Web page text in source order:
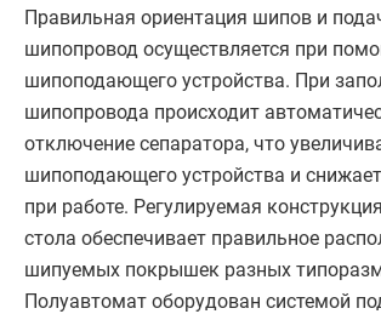
Правильная ориентация шипов и
шипопровод осуществляется при
шипоподающего устройства. При
шипопровода происходит
отключение сепаратора, что
шипоподающего устройства и
при работе. Регулируемая
стола обеспечивает правильное
шипуемых покрышек разных
Полуавтомат оборудован системой